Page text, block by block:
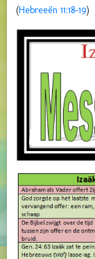
(Hebreeën 11:18-19)